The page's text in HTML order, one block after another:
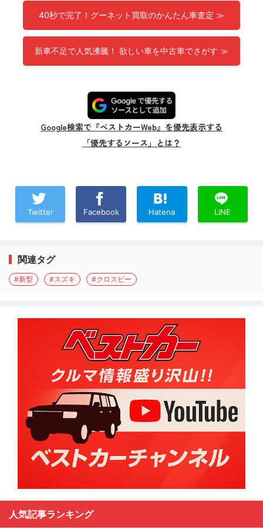
40秒で完了！グーネット買取のかんたん車査定 ≫
新車不足で人気沸騰！ 欲しい車を中古車でさがす ≫
Google検索で『ベストカーWeb』を優先表示する
「優先するソース」とは？
Twitter Facebook Hatena LINE
関連タグ
#新型 #スズキ #クロスビー
人気記事ランキング